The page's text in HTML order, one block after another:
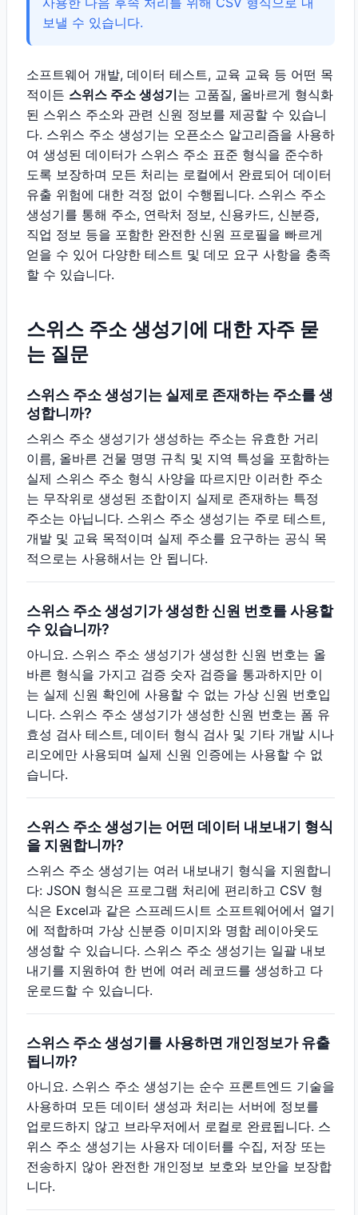
보낼 수 있습니다.
소프트웨어 개발, 데이터 테스트, 교육 교육 등 어떤 목
적이든 스위스 주소 생성기는 고품질, 올바르게 형식화
된 스위스 주소와 관련 신원 정보를 제공할 수 있습니
다. 스위스 주소 생성기는 오픈소스 알고리즘을 사용하
여 생성된 데이터가 스위스 주소 표준 형식을 준수하
도록 보장하며 모든 처리는 로컬에서 완료되어 데이터
유출 위험에 대한 걱정 없이 수행됩니다. 스위스 주소
생성기를 통해 주소, 연락처 정보, 신용카드, 신분증,
직업 정보 등을 포함한 완전한 신원 프로필을 빠르게
얻을 수 있어 다양한 테스트 및 데모 요구 사항을 충족
할 수 있습니다.
스위스 주소 생성기에 대한 자주 묻
는 질문
스위스 주소 생성기는 실제로 존재하는 주소를 생
성합니까?
스위스 주소 생성기가 생성하는 주소는 유효한 거리
이름, 올바른 건물 명명 규칙 및 지역 특성을 포함하는
실제 스위스 주소 형식 사양을 따르지만 이러한 주소
는 무작위로 생성된 조합이지 실제로 존재하는 특정
주소는 아닙니다. 스위스 주소 생성기는 주로 테스트,
개발 및 교육 목적이며 실제 주소를 요구하는 공식 목
적으로는 사용해서는 안 됩니다.
스위스 주소 생성기가 생성한 신원 번호를 사용할
수 있습니까?
아니요. 스위스 주소 생성기가 생성한 신원 번호는 올
바른 형식을 가지고 검증 숫자 검증을 통과하지만 이
는 실제 신원 확인에 사용할 수 없는 가상 신원 번호입
니다. 스위스 주소 생성기가 생성한 신원 번호는 폼 유
효성 검사 테스트, 데이터 형식 검사 및 기타 개발 시나
리오에만 사용되며 실제 신원 인증에는 사용할 수 없
습니다.
스위스 주소 생성기는 어떤 데이터 내보내기 형식
을 지원합니까?
스위스 주소 생성기는 여러 내보내기 형식을 지원합니
다: JSON 형식은 프로그램 처리에 편리하고 CSV 형
식은 Excel과 같은 스프레드시트 소프트웨어에서 열기
에 적합하며 가상 신분증 이미지와 명함 레이아웃도
생성할 수 있습니다. 스위스 주소 생성기는 일괄 내보
내기를 지원하여 한 번에 여러 레코드를 생성하고 다
운로드할 수 있습니다.
스위스 주소 생성기를 사용하면 개인정보가 유출
됩니까?
아니요. 스위스 주소 생성기는 순수 프론트엔드 기술을
사용하며 모든 데이터 생성과 처리는 서버에 정보를
업로드하지 않고 브라우저에서 로컬로 완료됩니다. 스
위스 주소 생성기는 사용자 데이터를 수집, 저장 또는
전송하지 않아 완전한 개인정보 보호와 보안을 보장합
니다.